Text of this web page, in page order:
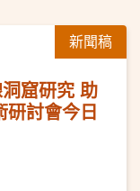
新聞稿
窟研究 助
研討會今日